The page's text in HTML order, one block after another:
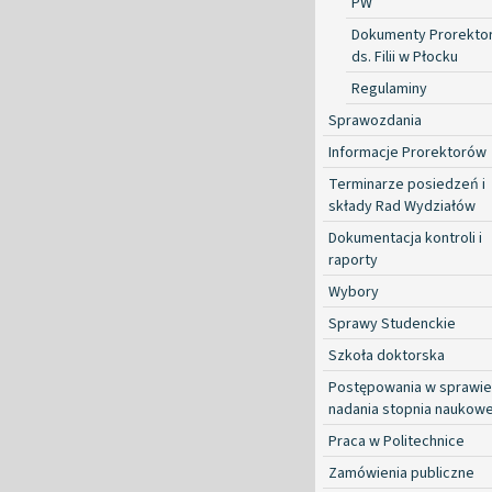
Dokumenty
ds. Filii w Płocku
Regulaminy
Sprawozdania
Informacje Prorektorów
Terminarze posiedzeń i
składy Rad Wydziałów
Dokumentacja kontroli i
raporty
Wybory
Sprawy Studenckie
Szkoła doktorska
Postępowania w sprawie
nadania stopnia
Praca w Politechnice
Zamówienia publiczne